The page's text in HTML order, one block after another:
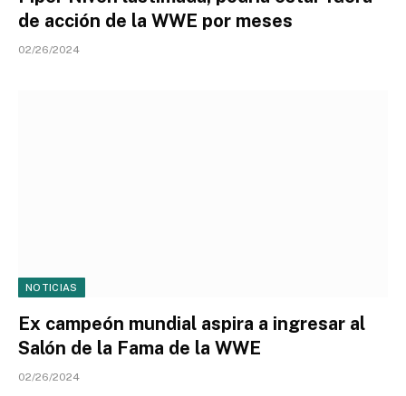
de acción de la WWE por meses
02/26/2024
NOTICIAS
Ex campeón mundial aspira a ingresar al
Salón de la Fama de la WWE
02/26/2024